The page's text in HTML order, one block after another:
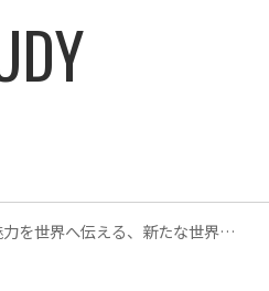
世界へ伝える、新たな世界展開を支援